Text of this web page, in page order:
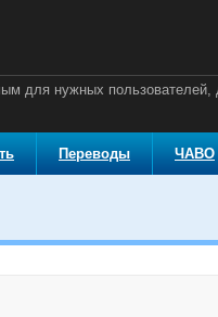
для нужных
Переводы ЧАВО